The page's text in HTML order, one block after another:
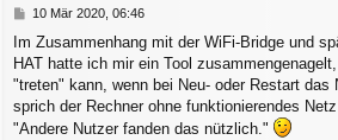
B
i
t
r
a
10 Mär 2020, 06:46
Im Zusammenhang mit der WiFi-Bridge und
HAT hatte ich mir ein Tool
"treten" kann, wenn bei Neu- oder Restart
sprich der Rechner ohne funktionierendes
"Andere Nutzer fanden das nützlich."